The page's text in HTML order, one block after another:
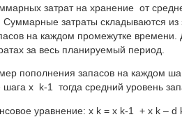
затрат на хранение от
Суммарные затраты складываются
на каждом промежутке
за весь планируемый период.
пополнения запасов на каждом
шага x k-1 тогда средний уровень
уравнение: x k = x k-1 + x k –